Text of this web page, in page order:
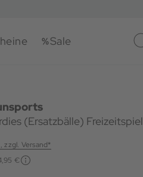
Sale
(Ersatzbälle) Freizeitspiel
zzgl. Versand*
€